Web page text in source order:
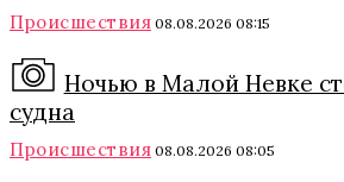
Происшествия 08.08.2026 08:15
Ночью в Малой Невке
судна
Происшествия 08.08.2026 08:05